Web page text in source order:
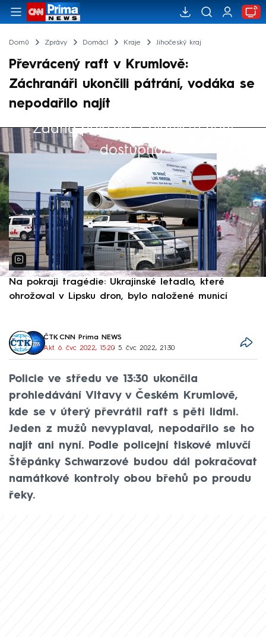
Domů Zprávy Domácí Kraje Jihočeský kraj
Převrácený raft v Krumlově:
Záchranáři ukončili pátrání, vodáka se
nepodařilo najít
Žádná položka z playlistu není
dostupná.
Výběr redakce
Na pokraji tragédie: Ukrajinské letadlo, které
ohrožoval v Lipsku dron, bylo naložené municí
ČTK, CNN Prima NEWS
Akt. 6. čvc 2022, 15:20• 5. čvc 2022, 21:30
Policie ve středu ve 13:30 ukončila
prohledávání Vltavy v Českém Krumlově,
kde se v úterý převrátil raft s pěti lidmi.
Jeden z mužů nevyplaval, nepodařilo se ho
najít ani nyní. Podle policejní tiskové mluvčí
Štěpánky Schwarzové budou dál pokračovat
namátkové kontroly obou břehů po proudu
řeky.